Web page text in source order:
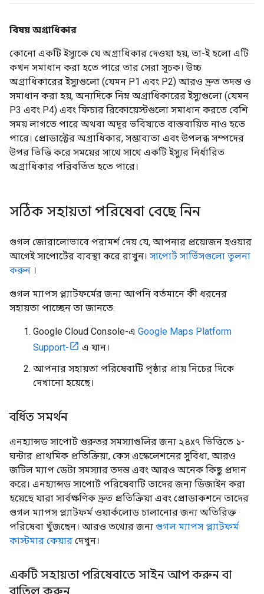
বিষয় অগ্রাধিকার
কোনো একটি ইস্যুকে যে অগ্রাধিকার দেওয়া হয়, তা-ই হলো এটি
কখন সমাধান করা হতে পারে তার সেরা সূচক। উচ্চ
অগ্রাধিকারের ইস্যুগুলো (যেমন P1 এবং P2) আরও দ্রুত তদন্ত ও
সমাধান করা হয়, অন্যদিকে নিম্ন অগ্রাধিকারের ইস্যুগুলো (যেমন
P3 এবং P4) এবং ফিচার রিকোয়েস্টগুলো সমাধান করতে বেশি
সময় লাগতে পারে অথবা অদূর ভবিষ্যতে বাস্তবায়িত নাও হতে
পারে। প্রোডাক্টের অগ্রাধিকার, সম্ভাব্যতা এবং উপলব্ধ সম্পদের
উপর ভিত্তি করে সময়ের সাথে সাথে একটি ইস্যুর নির্ধারিত
অগ্রাধিকার পরিবর্তিত হতে পারে।
সঠিক সহায়তা পরিষেবা বেছে নিন
গুগল জোরালোভাবে পরামর্শ দেয় যে, আপনার প্রয়োজন হওয়ার
আগেই সাপোর্টের ব্যবস্থা করে রাখুন। সাপোর্ট সার্ভিসগুলো তুলনা
করুন ।
গুগল ম্যাপস প্ল্যাটফর্মের জন্য আপনি বর্তমানে কী ধরনের
সহায়তা পাচ্ছেন তা জানতে:
Google Cloud Console-এ Google Maps Platform
Support-
এ যান।
আপনার সহায়তা পরিষেবাটি পৃষ্ঠার প্রায় নিচের দিকে
দেখানো হয়েছে।
বর্ধিত সমর্থন
এনহ্যান্সড সাপোর্ট গুরুতর সমস্যাগুলির জন্য ২৪x৭ ভিত্তিতে ১-
ঘন্টার প্রাথমিক প্রতিক্রিয়া, কেস এস্কেলেশনের সুবিধা, আরও
জটিল ম্যাপ ডেটা সমস্যার তদন্ত এবং আরও অনেক কিছু প্রদান
করে। এনহ্যান্সড সাপোর্ট পরিষেবাটি তাদের জন্য ডিজাইন করা
হয়েছে যারা সার্বক্ষণিক দ্রুত প্রতিক্রিয়া এবং প্রোডাকশনে তাদের
গুগল ম্যাপস প্ল্যাটফর্ম ওয়ার্কলোড চালানোর জন্য অতিরিক্ত
পরিষেবা খুঁজছেন। আরও তথ্যের জন্য গুগল ম্যাপস প্ল্যাটফর্ম
কাস্টমার কেয়ার দেখুন।
একটি সহায়তা পরিষেবাতে সাইন আপ করুন বা